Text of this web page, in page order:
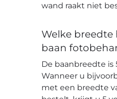
wand raakt niet
Welke breedte
baan
De baanbreedte is
Wanneer u
met een breedte